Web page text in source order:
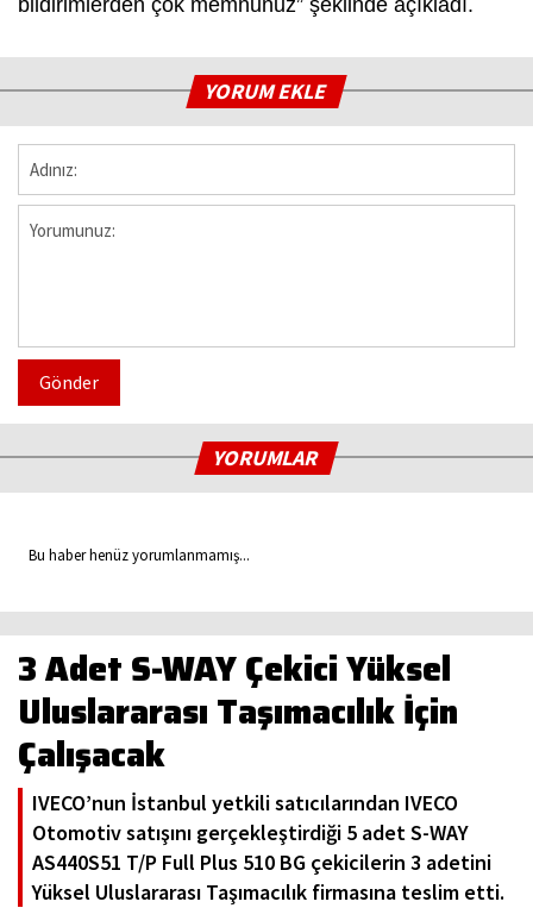
bildirimlerden çok memnunuz” şeklinde açıkladı.
YORUM EKLE
Gönder
YORUMLAR
Bu haber henüz yorumlanmamış...
3 Adet S-WAY Çekici Yüksel
Uluslararası Taşımacılık İçin
Çalışacak
IVECO’nun İstanbul yetkili satıcılarından IVECO
Otomotiv satışını gerçekleştirdiği 5 adet S-WAY
AS440S51 T/P Full Plus 510 BG çekicilerin 3 adetini
Yüksel Uluslararası Taşımacılık firmasına teslim etti.